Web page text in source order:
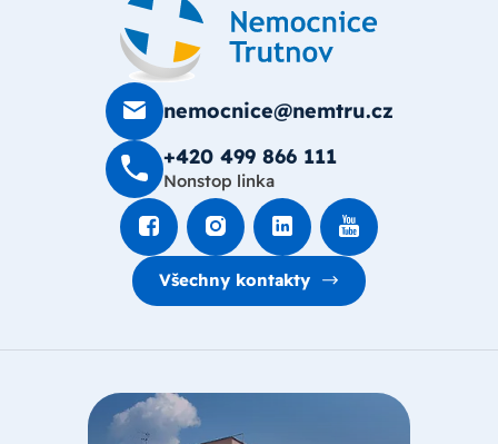
nemocnice@nemtru.cz
+420 499 8­66 111
Nonstop linka
Všechny kontakty